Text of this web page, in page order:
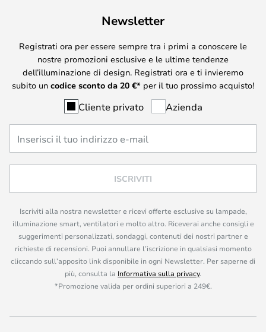
Newsletter
Registrati ora per essere sempre tra i primi a conoscere le
nostre promozioni esclusive e le ultime tendenze
dell’illuminazione di design. Registrati ora e ti invieremo
subito un codice sconto da 20 €* per il tuo prossimo acquisto!
Cliente privato Azienda
ISCRIVITI
Iscriviti alla nostra newsletter e ricevi offerte esclusive su lampade,
illuminazione smart, ventilatori e molto altro. Riceverai anche consigli e
suggerimenti personalizzati, sondaggi, contenuti dei nostri partner e
richieste di recensioni. Puoi annullare l’iscrizione in qualsiasi momento
cliccando sull’apposito link disponibile in ogni Newsletter. Per saperne di
più, consulta la Informativa sulla privacy.
*Promozione valida per ordini superiori a 249€.